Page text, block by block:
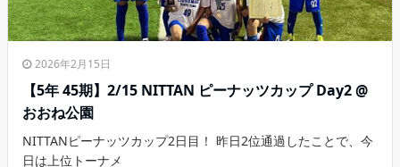
2026年2月15日
【5年 45期】2/15 NITTAN ピーナッツカップ Day2 @
おおね公園
NITTANピーナッツカップ2日目！ 昨日2位通過したことで、今
日は上位トーナメ